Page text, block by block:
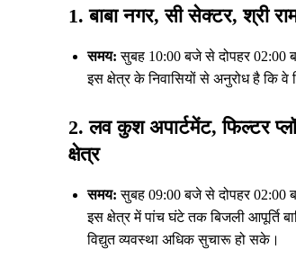
1. बाबा नगर, सी सेक्टर, श्री
समय: सुबह 10:00 बजे से दोपहर 02:00
इस क्षेत्र के निवासियों से अनुरोध है कि
2. लव कुश अपार्टमेंट, फिल्टर
क्षेत्र
समय: सुबह 09:00 बजे से दोपहर 02:00
इस क्षेत्र में पांच घंटे तक बिजली आपूर्ति
विद्युत व्यवस्था अधिक सुचारू हो सके।